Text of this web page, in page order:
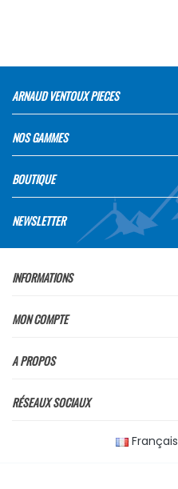
ARNAUD VENTOUX PIECES
NOS GAMMES
BOUTIQUE
NEWSLETTER
INFORMATIONS
MON COMPTE
A PROPOS
RÉSEAUX SOCIAUX
Français